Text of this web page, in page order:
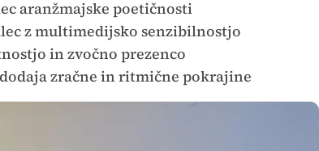
aranžmajske poetičnosti
z multimedijsko senzibilnostjo
in zvočno prezenco
zračne in ritmične pokrajine